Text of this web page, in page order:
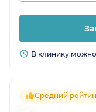
В клинику
Средний